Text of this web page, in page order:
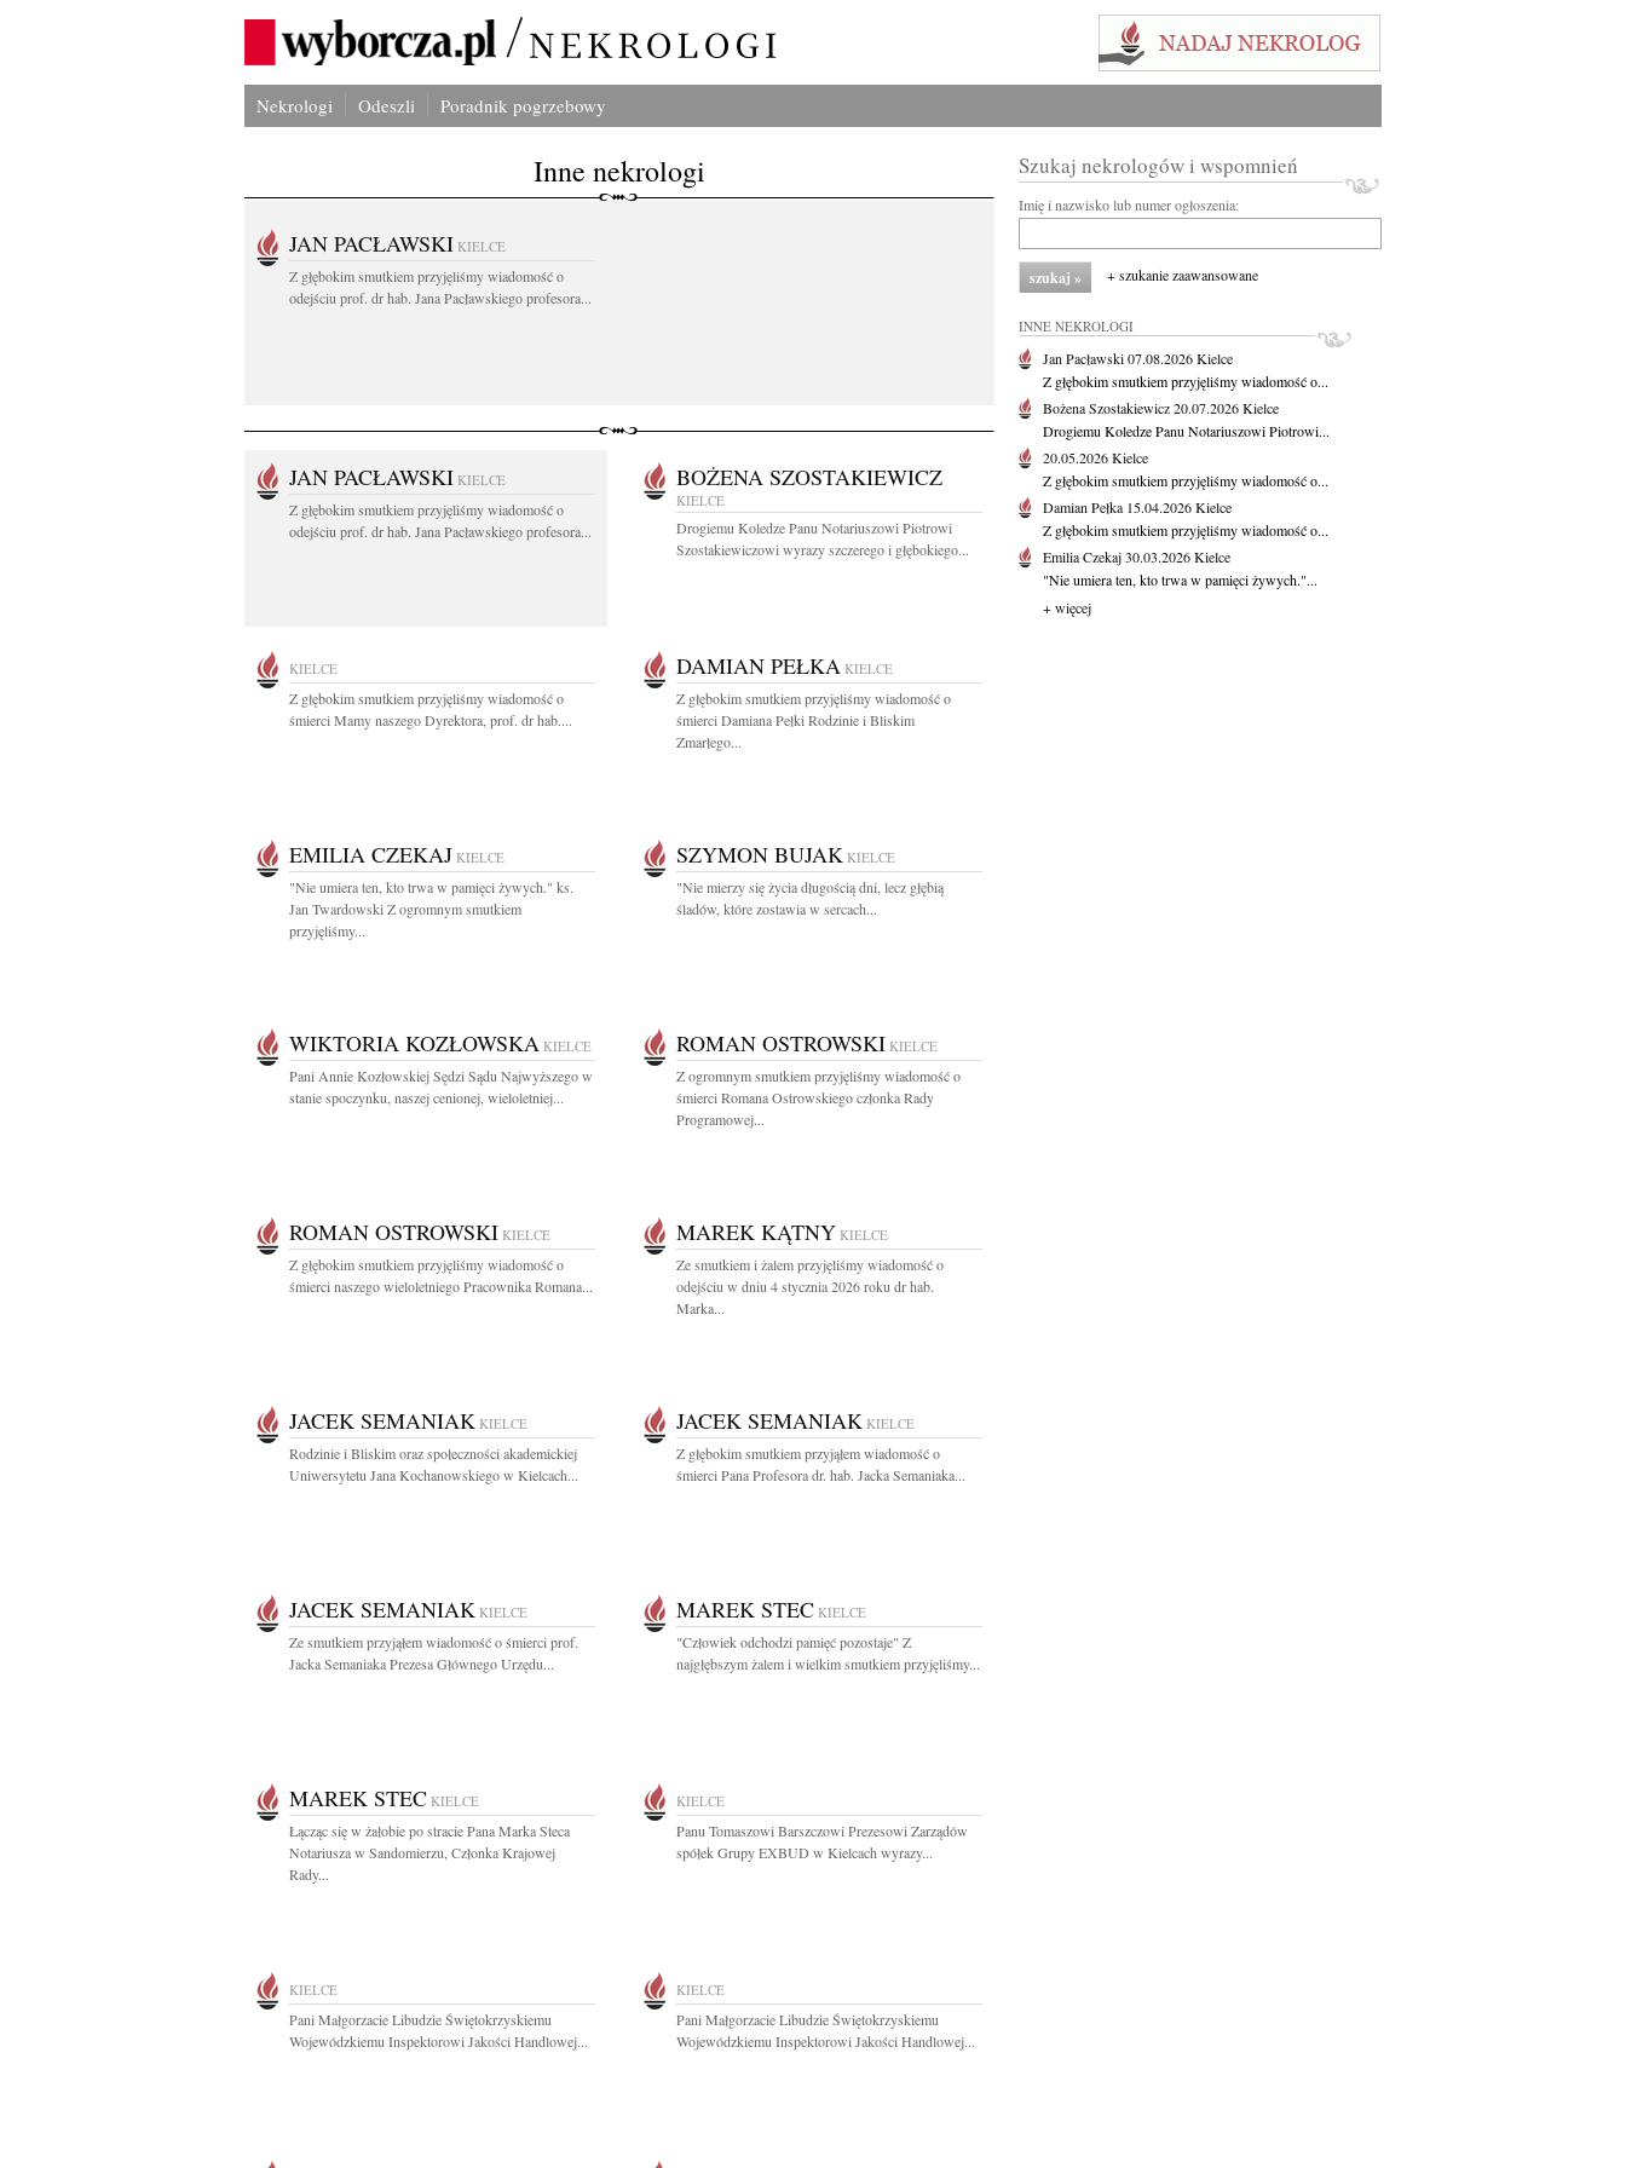
Nekrologi Odeszli Poradnik pogrzebowy
Inne nekrologi
JAN PACŁAWSKI KIELCE
Z głębokim smutkiem przyjęliśmy wiadomość o
odejściu prof. dr hab. Jana Pacławskiego profesora...
JAN PACŁAWSKI KIELCE
Z głębokim smutkiem przyjęliśmy wiadomość o
odejściu prof. dr hab. Jana Pacławskiego profesora...
BOŻENA SZOSTAKIEWICZ
KIELCE
Drogiemu Koledze Panu Notariuszowi Piotrowi
Szostakiewiczowi wyrazy szczerego i głębokiego...
KIELCE
Z głębokim smutkiem przyjęliśmy wiadomość o
śmierci Mamy naszego Dyrektora, prof. dr hab....
DAMIAN PEŁKA KIELCE
Z głębokim smutkiem przyjęliśmy wiadomość o
śmierci Damiana Pełki Rodzinie i Bliskim
Zmarłego...
EMILIA CZEKAJ KIELCE
"Nie umiera ten, kto trwa w pamięci żywych." ks.
Jan Twardowski Z ogromnym smutkiem
przyjęliśmy...
SZYMON BUJAK KIELCE
"Nie mierzy się życia długością dni, lecz głębią
śladów, które zostawia w sercach...
WIKTORIA KOZŁOWSKA KIELCE
Pani Annie Kozłowskiej Sędzi Sądu Najwyższego w
stanie spoczynku, naszej cenionej, wieloletniej...
ROMAN OSTROWSKI KIELCE
Z ogromnym smutkiem przyjęliśmy wiadomość o
śmierci Romana Ostrowskiego członka Rady
Programowej...
ROMAN OSTROWSKI KIELCE
Z głębokim smutkiem przyjęliśmy wiadomość o
śmierci naszego wieloletniego Pracownika Romana...
MAREK KĄTNY KIELCE
Ze smutkiem i żalem przyjęliśmy wiadomość o
odejściu w dniu 4 stycznia 2026 roku dr hab.
Marka...
JACEK SEMANIAK KIELCE
Rodzinie i Bliskim oraz społeczności akademickiej
Uniwersytetu Jana Kochanowskiego w Kielcach...
JACEK SEMANIAK KIELCE
Z głębokim smutkiem przyjąłem wiadomość o
śmierci Pana Profesora dr. hab. Jacka Semaniaka...
JACEK SEMANIAK KIELCE
Ze smutkiem przyjąłem wiadomość o śmierci prof.
Jacka Semaniaka Prezesa Głównego Urzędu...
MAREK STEC KIELCE
"Człowiek odchodzi pamięć pozostaje" Z
najgłębszym żalem i wielkim smutkiem przyjęliśmy...
MAREK STEC KIELCE
Łącząc się w żałobie po stracie Pana Marka Steca
Notariusza w Sandomierzu, Członka Krajowej
Rady...
KIELCE
Panu Tomaszowi Barszczowi Prezesowi Zarządów
spółek Grupy EXBUD w Kielcach wyrazy...
KIELCE
Pani Małgorzacie Libudzie Świętokrzyskiemu
Wojewódzkiemu Inspektorowi Jakości Handlowej...
KIELCE
Pani Małgorzacie Libudzie Świętokrzyskiemu
Wojewódzkiemu Inspektorowi Jakości Handlowej...
Szukaj nekrologów i wspomnień
Imię i nazwisko lub numer ogłoszenia:
+ szukanie zaawansowane
INNE NEKROLOGI
Jan Pacławski07.08.2026Kielce
Z głębokim smutkiem przyjęliśmy wiadomość o...
Bożena Szostakiewicz20.07.2026Kielce
Drogiemu Koledze Panu Notariuszowi Piotrowi...
20.05.2026Kielce
Z głębokim smutkiem przyjęliśmy wiadomość o...
Damian Pełka 15.04.2026Kielce
Z głębokim smutkiem przyjęliśmy wiadomość o...
Emilia Czekaj30.03.2026Kielce
"Nie umiera ten, kto trwa w pamięci żywych."...
+ więcej